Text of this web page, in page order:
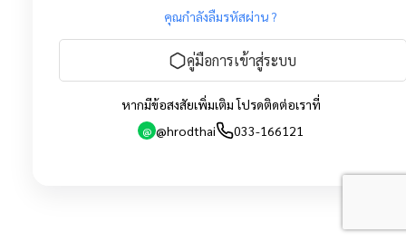
คุณกำลังลืมรหัสผ่าน ?
คู่มือการเข้าสู่ระบบ
หากมีข้อสงสัยเพิ่มเติม โปรดติดต่อเราที่
@ @hrodthai 033-166121